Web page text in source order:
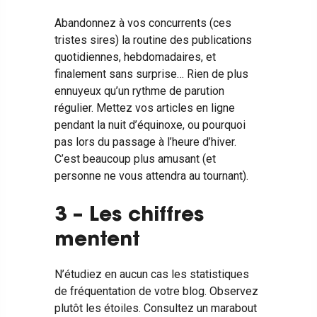
Abandonnez à vos concurrents (ces
tristes sires) la routine des publications
quotidiennes, hebdomadaires, et
finalement sans surprise… Rien de plus
ennuyeux qu’un rythme de parution
régulier. Mettez vos articles en ligne
pendant la nuit d’équinoxe, ou pourquoi
pas lors du passage à l’heure d’hiver.
C’est beaucoup plus amusant (et
personne ne vous attendra au tournant).
3 – Les chiffres
mentent
N’étudiez en aucun cas les statistiques
de fréquentation de votre blog. Observez
plutôt les étoiles. Consultez un marabout